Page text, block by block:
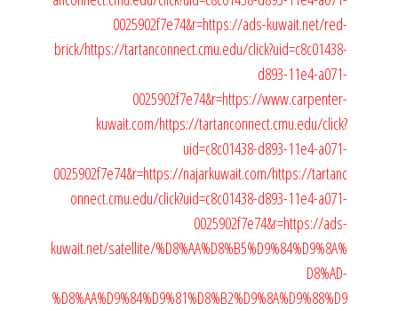
0025902f7e74&r=https://ads-kuwait.net/red-
brick/https://tartanconnect.cmu.edu/click?uid=c8c01438-
d893-11e4-a071-
0025902f7e74&r=https://www.carpenter-
kuwait.com/https://tartanconnect.cmu.edu/click?
uid=c8c01438-d893-11e4-a071-
0025902f7e74&r=https://najarkuwait.com/https://tartanc
onnect.cmu.edu/click?uid=c8c01438-d893-11e4-a071-
0025902f7e74&r=https://ads-
kuwait.net/satellite/%D8%AA%D8%B5%D9%84%D9%8A%
D8%AD-
%D8%AA%D9%84%D9%81%D8%B2%D9%8A%D9%88%D9